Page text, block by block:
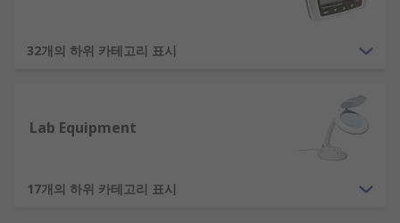
Magnetic flux density - tesla (T)
Magnetic field strength - ampere per metre
Test and measurement equipment is used in
32개의 하위 카테고리 표시
Lab Equipment
17개의 하위 카테고리 표시